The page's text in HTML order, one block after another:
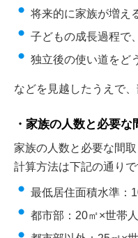
将来的に家族が増え
子どもの成長過程で
独立後の使い道をど
などを見越したうえで
家族の人数と必要な
家族の人数と必要な間
計算方法は下記の通りで
最低居住面積水準：
都市部：20㎡×世帯